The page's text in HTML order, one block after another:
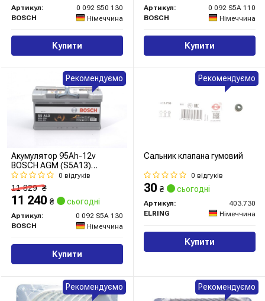
Артикул:
0 092 S50 130
BOSCH
Німеччина
Купити
Артикул:
0 092 S5A 110
BOSCH
Німеччина
Купити
Акумулятор 95Ah-12v
BOSCH AGM (S5A13)
(353x175x190),R,EN850
0 відгуків
11 829₴
11 240 ₴ сьогодні
Артикул:
0 092 S5A 130
BOSCH
Німеччина
Купити
Рекомендуємо
Сальник клапана гумовий
0 відгуків
30 ₴ сьогодні
Артикул:
403.730
ELRING
Німеччина
Купити
Рекомендуємо
Рекомендуємо Рекомендуємо